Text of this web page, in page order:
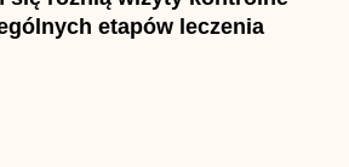
etapów leczenia